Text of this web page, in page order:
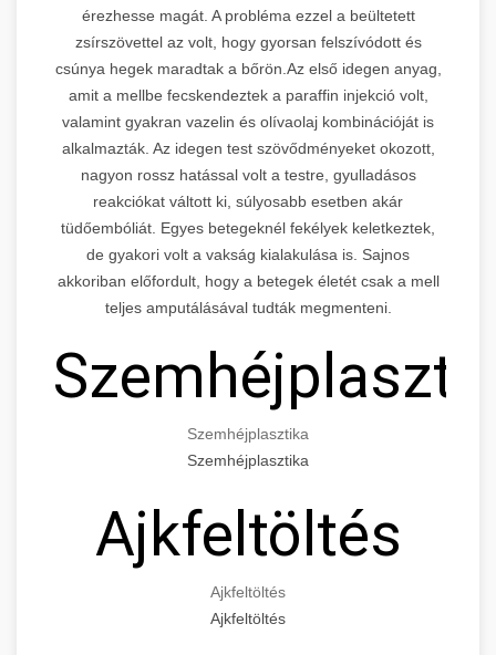
érezhesse magát. A probléma ezzel a beültetett
zsírszövettel az volt, hogy gyorsan felszívódott és
csúnya hegek maradtak a bőrön.Az első idegen anyag,
amit a mellbe fecskendeztek a paraffin injekció volt,
valamint gyakran vazelin és olívaolaj kombinációját is
alkalmazták. Az idegen test szövődményeket okozott,
nagyon rossz hatással volt a testre, gyulladásos
reakciókat váltott ki, súlyosabb esetben akár
tüdőembóliát. Egyes betegeknél fekélyek keletkeztek,
de gyakori volt a vakság kialakulása is. Sajnos
akkoriban előfordult, hogy a betegek életét csak a mell
teljes amputálásával tudták megmenteni.
Szemhéjplasztika
Szemhéjplasztika
Ajkfeltöltés
Ajkfeltöltés
Ajkfeltöltés